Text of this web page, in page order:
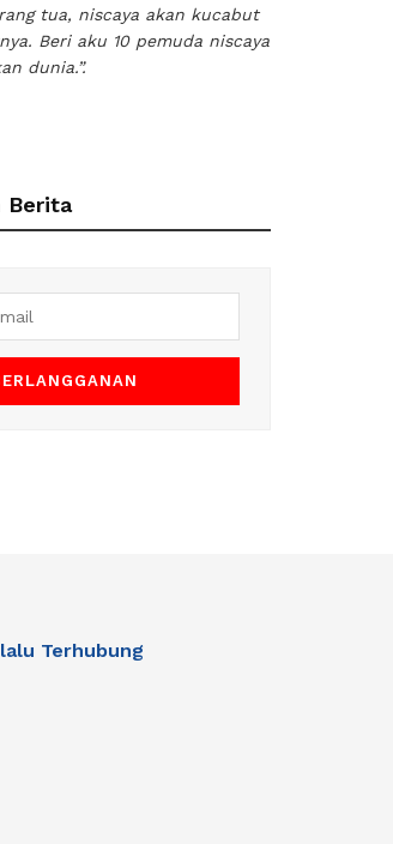
tua, niscaya akan kucabut
Beri aku 10 pemuda niscaya
dunia.”.
Berita
Terhubung